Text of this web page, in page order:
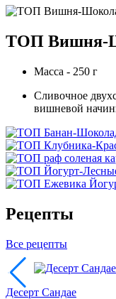
ТОП Вишня-
Масса - 250 г
Сливочное
вишневой
Рецепты
Все рецепты
Десерт Сандае